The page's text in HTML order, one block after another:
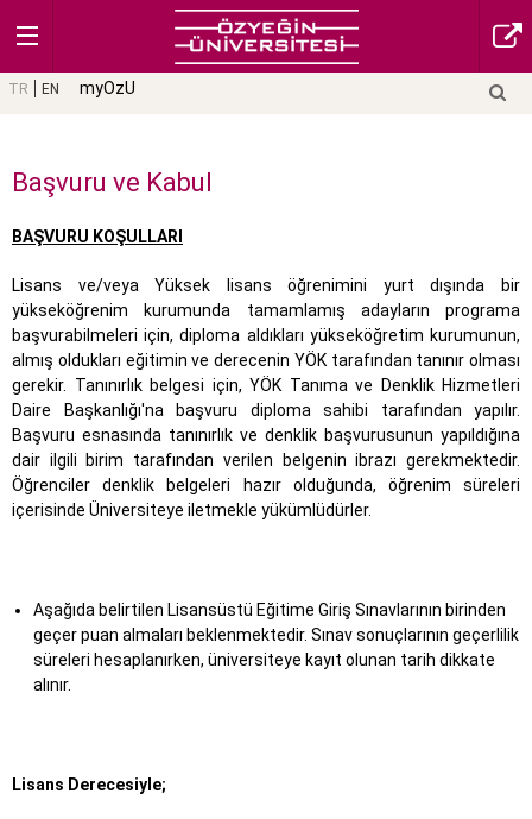
TR EN myOzU
Başvuru ve Kabul
BAŞVURU KOŞULLARI
Lisans ve/veya Yüksek lisans öğrenimini yurt dışında bir
yükseköğrenim kurumunda tamamlamış adayların programa
başvurabilmeleri için, diploma aldıkları yükseköğretim kurumunun,
almış oldukları eğitimin ve derecenin YÖK tarafından tanınır olması
gerekir. Tanınırlık belgesi için, YÖK Tanıma ve Denklik Hizmetleri
Daire Başkanlığı'na başvuru diploma sahibi tarafından yapılır.
Başvuru esnasında tanınırlık ve denklik başvurusunun yapıldığına
dair ilgili birim tarafından verilen belgenin ibrazı gerekmektedir.
Öğrenciler denklik belgeleri hazır olduğunda, öğrenim süreleri
içerisinde Üniversiteye iletmekle yükümlüdürler.
Aşağıda belirtilen Lisansüstü Eğitime Giriş Sınavlarının birinden
geçer puan almaları beklenmektedir. Sınav sonuçlarının geçerlilik
süreleri hesaplanırken, üniversiteye kayıt olunan tarih dikkate
alınır.
Lisans Derecesiyle;